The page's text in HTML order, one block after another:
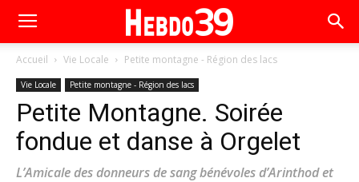
Accueil Vie Locale Petite montagne - Région des lacs
Vie Locale Petite montagne - Région des lacs
Petite Montagne. Soirée
fondue et danse à Orgelet
L’Amicale des donneurs de sang bénévoles d’Arinthod et